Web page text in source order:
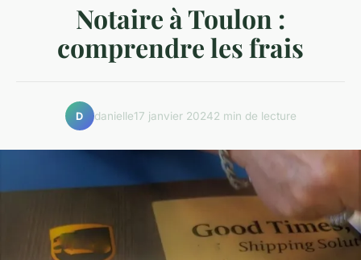
Notaire à Toulon :
comprendre les frais
D danielle17 janvier 20242 min de lecture